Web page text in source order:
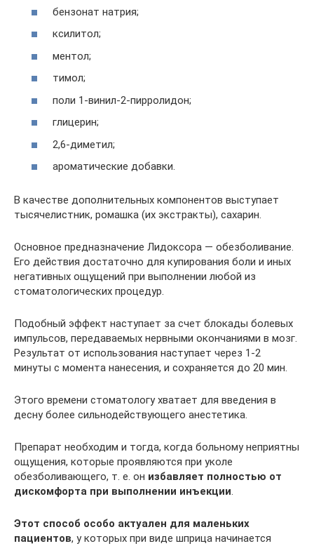
бензонат натрия;
ксилитол;
ментол;
тимол;
поли 1-винил-2-пирролидон;
глицерин;
2,6-диметил;
ароматические добавки.
В качестве дополнительных компонентов выступает
тысячелистник, ромашка (их экстракты), сахарин.
Основное предназначение Лидоксора — обезболивание.
Его действия достаточно для купирования боли и иных
негативных ощущений при выполнении любой из
стоматологических процедур.
Подобный эффект наступает за счет блокады болевых
импульсов, передаваемых нервными окончаниями в мозг.
Результат от использования наступает через 1-2
минуты с момента нанесения, и сохраняется до 20 мин.
Этого времени стоматологу хватает для введения в
десну более сильнодействующего анестетика.
Препарат необходим и тогда, когда больному неприятны
ощущения, которые проявляются при уколе
обезболивающего, т. е. он избавляет полностью от
дискомфорта при выполнении инъекции.
Этот способ особо актуален для маленьких
пациентов, у которых при виде шприца начинается